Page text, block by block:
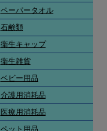
ペーパータオル
石鹸類
衛生キャップ
衛生雑貨
ベビー用品
介護用消耗品
医療用消耗品
ペット用品